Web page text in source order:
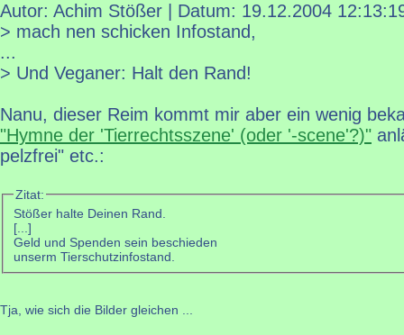
Autor: Achim Stößer | Datum: 19.12.2004
> mach nen schicken Infostand,
...
> Und Veganer: Halt den Rand!
Nanu, dieser Reim kommt mir aber ein wenig
"Hymne der 'Tierrechtsszene' (oder '-scene'?)"
pelzfrei" etc.:
Zitat:
Stößer halte Deinen Rand.
[...]
Geld und Spenden sein beschieden
unserm Tierschutzinfostand.
Tja, wie sich die Bilder gleichen ...